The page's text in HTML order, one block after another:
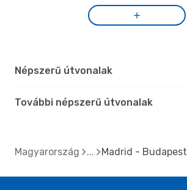
Népszerű útvonalak
További népszerű útvonalak
Magyarország Madrid - Budapest